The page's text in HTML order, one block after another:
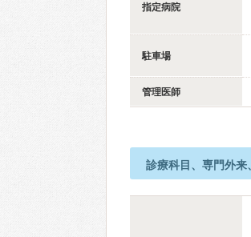
指定病院
駐車場
管理医師
診療科目、専門外来